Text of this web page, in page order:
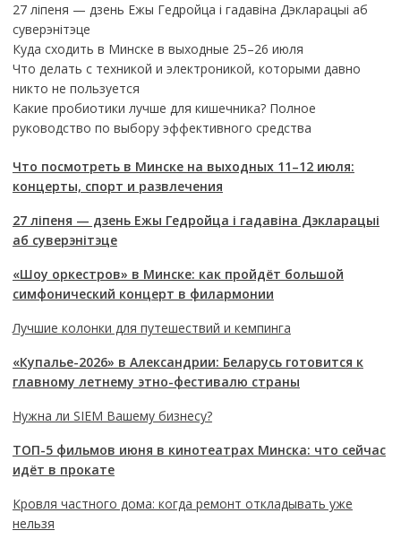
27 ліпеня — дзень Ежы Гедройца і гадавіна Дэкларацыі аб
суверэнітэце
Куда сходить в Минске в выходные 25–26 июля
Что делать с техникой и электроникой, которыми давно
никто не пользуется
Какие пробиотики лучше для кишечника? Полное
руководство по выбору эффективного средства
Что посмотреть в Минске на выходных 11–12 июля:
концерты, спорт и развлечения
27 ліпеня — дзень Ежы Гедройца і гадавіна Дэкларацыі
аб суверэнітэце
«Шоу оркестров» в Минске: как пройдёт большой
симфонический концерт в филармонии
Лучшие колонки для путешествий и кемпинга
«Купалье-2026» в Александрии: Беларусь готовится к
главному летнему этно-фестивалю страны
Нужна ли SIEM Вашему бизнесу?
ТОП-5 фильмов июня в кинотеатрах Минска: что сейчас
идёт в прокате
Кровля частного дома: когда ремонт откладывать уже
нельзя